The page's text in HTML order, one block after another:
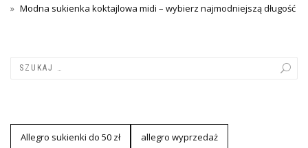
Modna sukienka koktajlowa midi – wybierz najmodniejszą długość
Allegro sukienki do 50 zł allegro wyprzedaż